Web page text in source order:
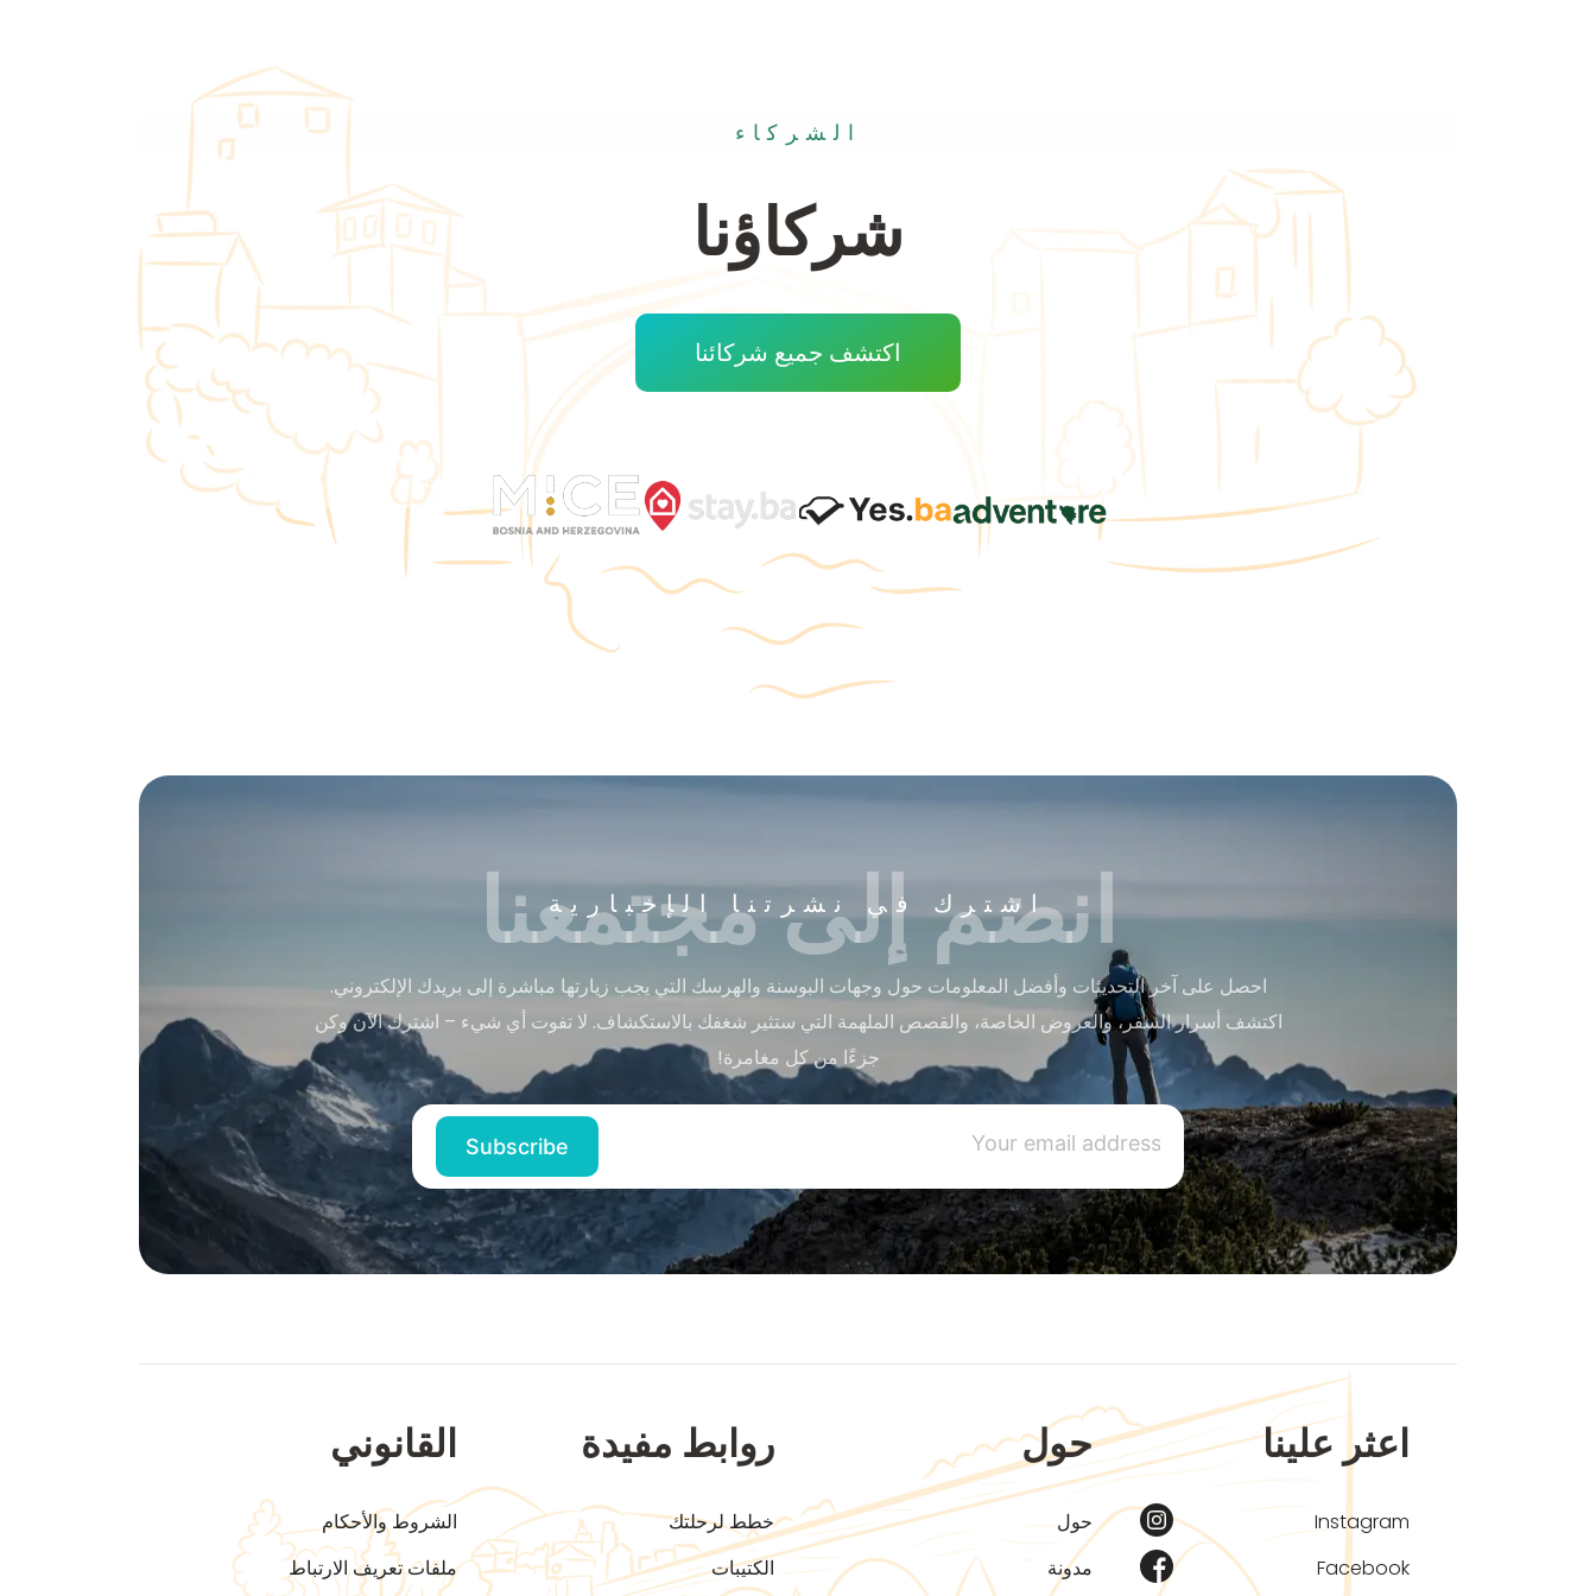
الشركاء
شركاؤنا
اكتشف جميع شركائنا
اشترك في نشرتنا الإخبارية
انضم إلى مجتمعنا
احصل على آخر التحديثات وأفضل المعلومات حول وجهات البوسنة والهرسك التي يجب زيارتها مباشرة إلى بريدك الإلكتروني.
اكتشف أسرار السفر، والعروض الخاصة، والقصص الملهمة التي ستثير شغفك بالاستكشاف. لا تفوت أي شيء – اشترك الآن وكن
جزءًا من كل مغامرة!
اعثر علينا
Instagram
Facebook
حول
حول
مدونة
روابط مفيدة
خطط لرحلتك
الكتيبات
القانوني
الشروط والأحكام
ملفات تعريف الارتباط